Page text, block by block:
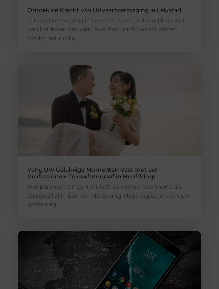
Ontdek de Kracht van Uitvaartverzorging in Lelystad
Uitvaartverzorging in Lelystad is een belangrijk aspect
van het leven dat vaak over het hoofd wordt gezien
totdat het nodig
Vang Uw Gelukkige Momenten Vast met een
Professionele Trouwfotograaf in Hoofddorp
Het plannen van een bruiloft kan zowel spannend als
stressvol zijn. Een van de belangrijkste aspecten van uw
grote dag